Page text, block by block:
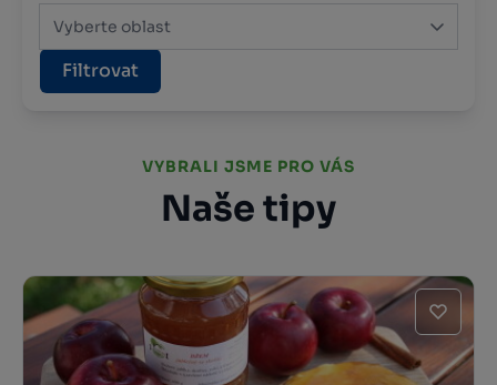
Vyberte oblast
Filtrovat
VYBRALI JSME PRO VÁS
Naše tipy